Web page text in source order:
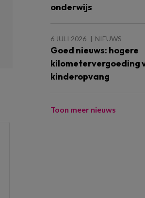
onderwijs
6 JULI 2026 NIEUWS
Goed nieuws: hogere
kilometervergoeding
kinderopvang
Toon meer nieuws